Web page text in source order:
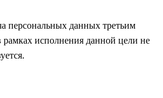
персональных данных третьим
рамках исполнения данной цели не